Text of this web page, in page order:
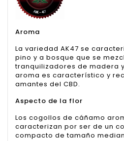
Aroma
La variedad AK47 se
pino y a bosque que se
tranquilizadores de madera
aroma es característico y
amantes del CBD.
Aspecto de la flor
Los cogollos de cáñamo
caracterizan por ser de un
compacto de tamaño